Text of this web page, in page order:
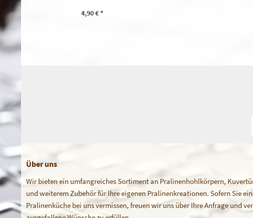
4,90 € *
Über uns
Wir bieten ein umfangreiches Sortiment an Pralinenhohlkörpern,
und weiterem Zubehör für Ihre eigenen Pralinenkreationen. Sofern Sie
Pralinenküche bei uns vermissen, freuen wir uns über Ihre Anfrage und